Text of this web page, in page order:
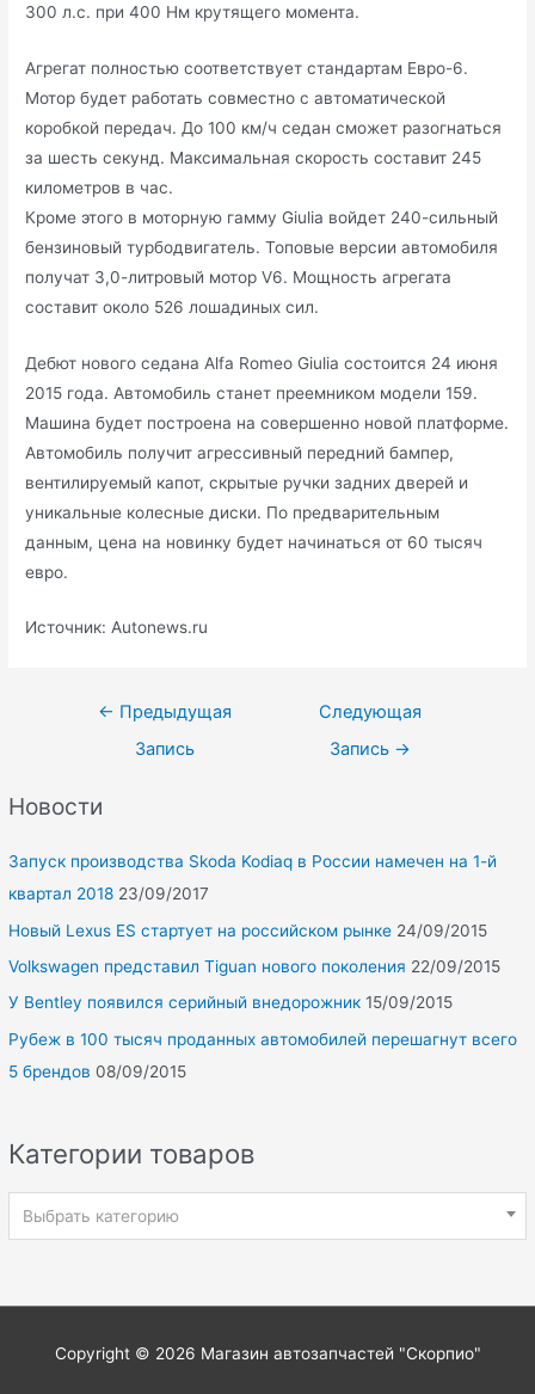
Новости
Запуск производства Skoda Kodiaq в России намечен на 1-й
квартал 2018 23/09/2017
Новый Lexus ES стартует на российском рынке 24/09/2015
Volkswagen представил Tiguan нового поколения 22/09/2015
У Bentley появился серийный внедорожник 15/09/2015
Рубеж в 100 тысяч проданных автомобилей перешагнут всего
5 брендов 08/09/2015
Категории товаров
Выбрать категорию
300 л.с. при 400 Нм крутящего момента.
Агрегат полностью соответствует стандартам Евро-6.
Мотор будет работать совместно с автоматической
коробкой передач. До 100 км/ч седан сможет разогнаться
за шесть секунд. Максимальная скорость составит 245
километров в час.
Кроме этого в моторную гамму Giulia войдет 240-сильный
бензиновый турбодвигатель. Топовые версии автомобиля
получат 3,0-литровый мотор V6. Мощность агрегата
составит около 526 лошадиных сил.
Дебют нового седана Alfa Romeo Giulia состоится 24 июня
2015 года. Автомобиль станет преемником модели 159.
Машина будет построена на совершенно новой платформе.
Автомобиль получит агрессивный передний бампер,
вентилируемый капот, скрытые ручки задних дверей и
уникальные колесные диски. По предварительным
данным, цена на новинку будет начинаться от 60 тысяч
евро.
Источник: Autonews.ru
Навигация
← Предыдущая
Запись
Следующая
Запись →
Copyright © 2026 Магазин автозапчастей "Скорпио"